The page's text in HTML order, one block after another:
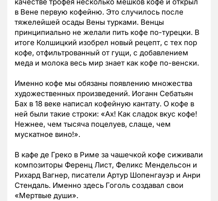
качестве трофея несколько мешков кофе и открыл
в Вене первую кофейню. Это случилось после
тяжелейшей осады Вены турками. Венцы
принципиально не желали пить кофе по-турецки. В
итоге Колшицкий изобрел новый рецепт, с тех пор
кофе, отфильтрованный от гущи, с добавлением
меда и молока весь мир знает как кофе по-венски.
Именно кофе мы обязаны появлению множества
художественных произведений. Иоганн Себатьян
Бах в 18 веке написал кофейную кантату. О кофе в
ней были такие строки: «Ах! Как сладок вкус кофе!
Нежнее, чем тысяча поцелуев, слаще, чем
мускатное вино!».
В кафе де Греко в Риме за чашечкой кофе сиживали
композиторы Ференц Лист, Феликс Мендельсон и
Рихард Вагнер, писатели Артур Шопенгауэр и Анри
Стендаль. Именно здесь Гоголь создавал свои
«Мертвые души».